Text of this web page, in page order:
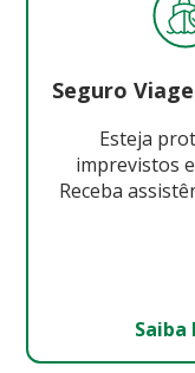
Seguro
Esteja
imprevistos
Receba
Saiba